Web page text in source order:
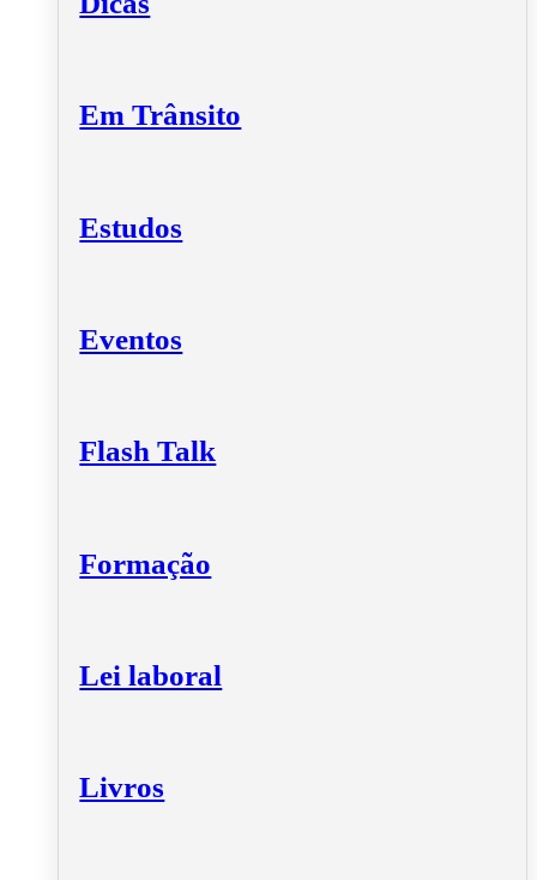
Em Trânsito
Estudos
Eventos
Flash Talk
Formação
Lei laboral
Livros